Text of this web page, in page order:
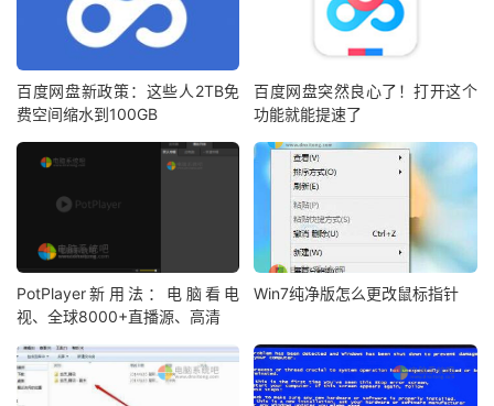
百度网盘新政策：这些人2TB免
费空间缩水到100GB
百度网盘突然良心了！打开这个
功能就能提速了
PotPlayer新用法：电脑看电
视、全球8000+直播源、高清
Win7纯净版怎么更改鼠标指针